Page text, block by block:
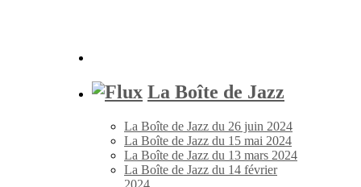
La Boîte de Jazz
La Boîte de Jazz du 26 juin 2024
La Boîte de Jazz du 15 mai 2024
La Boîte de Jazz du 13 mars 2024
La Boîte de Jazz du 14 février
2024